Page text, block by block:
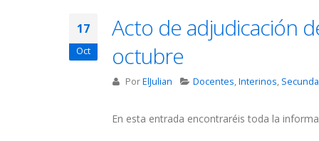
17
Oct
Acto de adjudicación
octubre
PorElJulian Docentes,Interinos,
En esta entrada encontraréis toda la